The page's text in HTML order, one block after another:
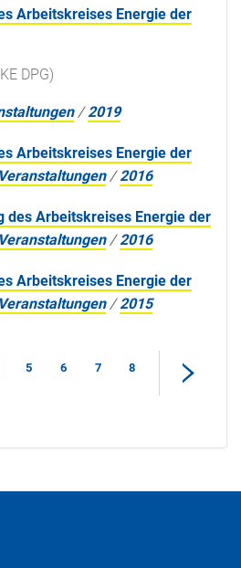
Arbeitskreises Energie der
DPG)
/2019
Arbeitskreises Energie der
Veranstaltungen /2016
des Arbeitskreises Energie der
Veranstaltungen /2016
Arbeitskreises Energie der
Veranstaltungen /2015
5 6 7 8